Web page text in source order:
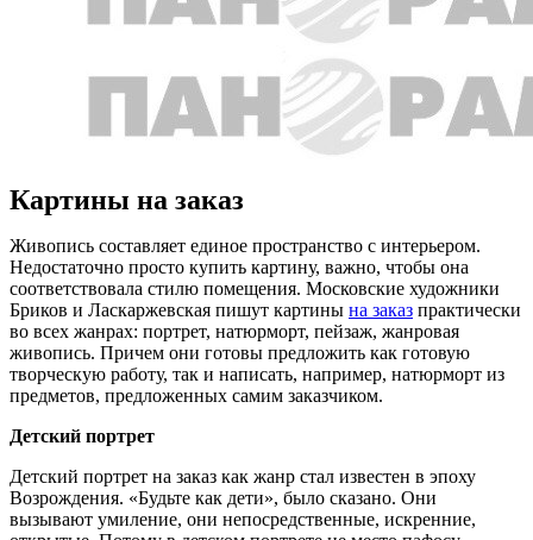
Картины на заказ
Живопись составляет единое пространство с интерьером.
Недостаточно просто купить картину, важно, чтобы она
соответствовала стилю помещения. Московские художники
Бриков и Ласкаржевская пишут картины на заказ практически
во всех жанрах: портрет, натюрморт, пейзаж, жанровая
живопись. Причем они готовы предложить как готовую
творческую работу, так и написать, например, натюрморт из
предметов, предложенных самим заказчиком.
Детский портрет
Детский портрет на заказ как жанр стал известен в эпоху
Возрождения. «Будьте как дети», было сказано. Они
вызывают умиление, они непосредственные, искренние,